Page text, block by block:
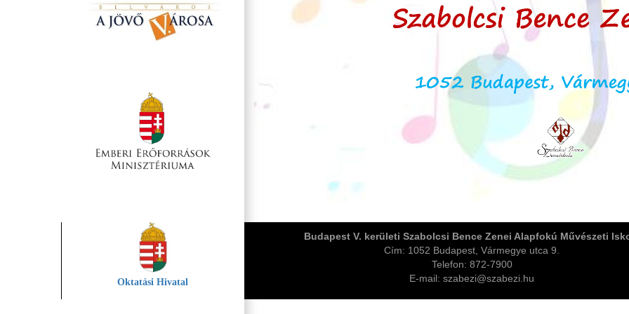
Oktatási Hivatal
Budapest V. kerületi Szabolcsi Bence Zenei Alapfokú Művészeti
Cím: 1052 Budapest, Vármegye utca 9.
Telefon: 872-7900
E-mail: szabezi@szabezi.hu